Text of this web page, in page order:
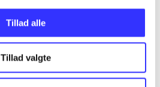
Tillad alle
Tillad valgte